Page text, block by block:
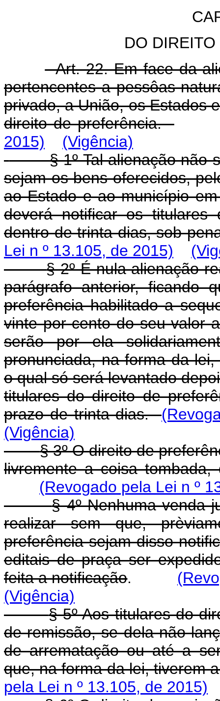
DO
Art. 22. Em face da
pertencentes a pessôas
privado, a União, os Estados
direito de preferência.
2015)
(Vigência)
§ 1º Tal alienação não
sejam os bens oferecidos,
ao Estado e ao município
deverá notificar os
dentro de trinta dias, sob
Lei n º 13.105, de 2015)
§ 2º É nula alienação
parágrafo anterior, ficando
preferência habilitado a
vinte por cento do seu valor
serão por ela
pronunciada, na forma da
o qual só será levantado
titulares do direito de
prazo de trinta dias.
(Vigência)
§ 3º O direito de
livremente a coisa
(Revogado pela Lei n º
§ 4º Nenhuma venda
realizar sem que,
preferência sejam disso
editais de praça ser
feita a notificação.
(Vigência)
§ 5º Aos titulares do
de remissão, se dela não
de arrematação ou até a
que, na forma da lei, tiverem
pela Lei n º 13.105, de 2015)